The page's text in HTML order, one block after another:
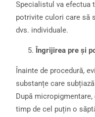
Specialistul va efectua
potrivite culori care să
dvs. individuale.
Îngrijirea pre și
Înainte de procedură,
substanțe care
După
timp de cel puțin o